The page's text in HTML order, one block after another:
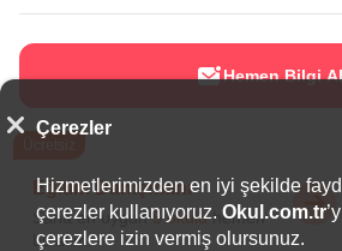
Hemen Bilgi Al
Eğitim Danışmanı
Sana en uygun5 okuluhemen
bulalım.
Çerezler
Hizmetlerimizden en iyi şekilde
çerezler kullanıyoruz. Okul.com.tr
çerezlere izin vermiş olursunuz.